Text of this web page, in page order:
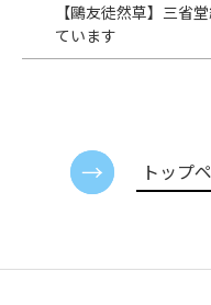
【鷗友徒然草】三省
ています
トップ